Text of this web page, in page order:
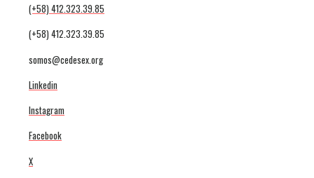
(+58) 412.323.39.85
(+58) 412.323.39.85
somos@cedesex.org
Linkedin
Instagram
Facebook
X